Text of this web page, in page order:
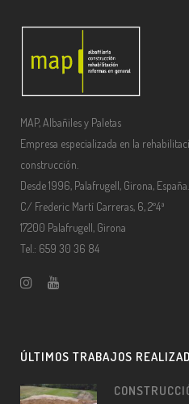
MAP, Albañiles y Paletas
Empresa especializada en la
construcción.
Desde 1996, Palafrugell, Girona, España.
C/ Frederic Martí Carreras, 6, 2º4ª
17200 Palafrugell, Girona
Tel.: 659 30 36 84
ÚLTIMOS TRABAJOS